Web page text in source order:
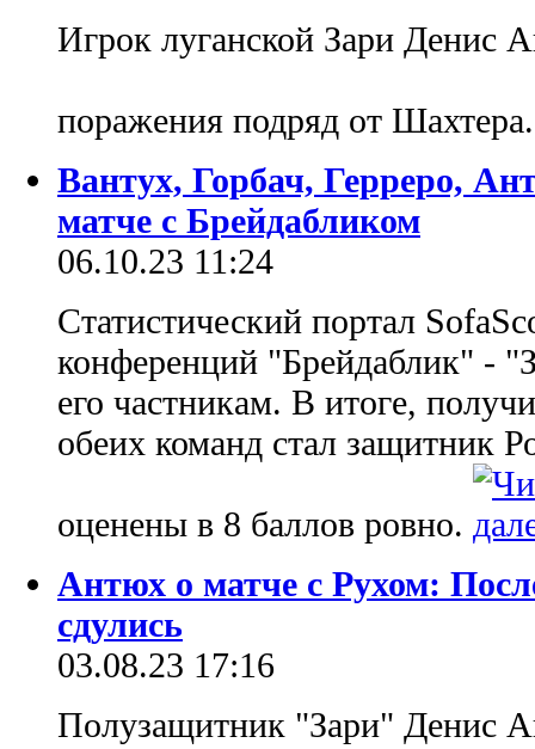
Игрок луганской Зари Денис
поражения подряд от
Вантух, Горбач, Герреро,
матче с Брейдабликом
06.10.23 11:24
Статистический портал
конференций "Брейдаблик" -
его частникам. В итоге,
обеих команд стал защитник
оценены в 8 баллов ровно.
Антюх о матче с Рухом:
сдулись
03.08.23 17:16
Полузащитник "Зари" Денис